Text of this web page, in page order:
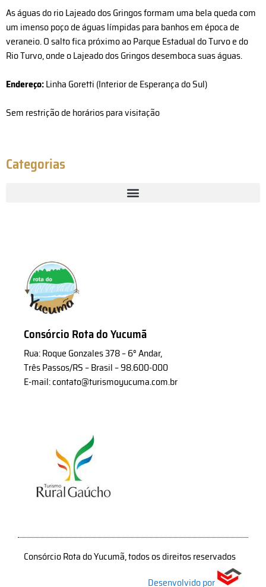
As águas do rio Lajeado dos Gringos formam uma bela queda com
um imenso poço de águas límpidas para banhos em época de
veraneio. O salto fica próximo ao Parque Estadual do Turvo e do
Rio Turvo, onde o Lajeado dos Gringos desemboca suas águas.
Endereço:Linha Goretti (Interior de Esperança do Sul)
Sem restrição de horários para visitação
Categorias
Consórcio Rota do Yucumã
Rua: Roque Gonzales 378 – 6° Andar,
Três Passos/RS – Brasil – 98.600-000
E-mail: contato@turismoyucuma.com.br
Consórcio Rota do Yucumã, todos os direitos reservados
Desenvolvido por